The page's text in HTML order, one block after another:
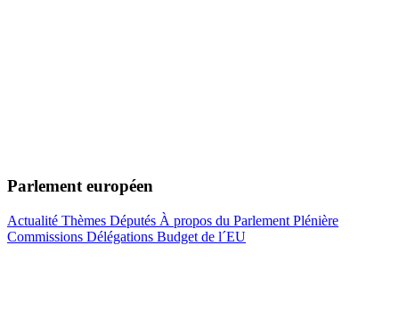
Parlement européen
Actualité Thèmes Députés À propos du Parlement Plénière
Commissions Délégations Budget de l´EU